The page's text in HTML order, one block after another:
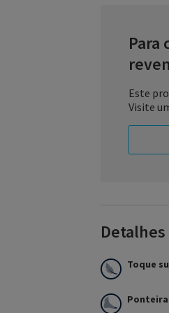
Para
Este
Visite
Toque
óxido de
melhora